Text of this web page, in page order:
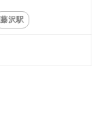
藤沢駅